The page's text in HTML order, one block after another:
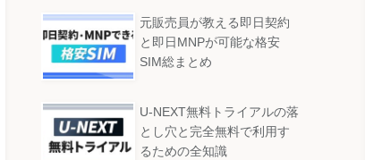
元販売員が教える即日契約
と即日MNPが可能な格安
SIM総まとめ
U-NEXT無料トライアルの落
とし穴と完全無料で利用す
るための全知識